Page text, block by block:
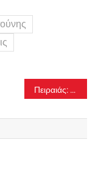
Πειραιάς: Ο δήμαρχος Γιάννης Μώραλης στην εθελοντική αιμοδοσία στο ΣΕΦ